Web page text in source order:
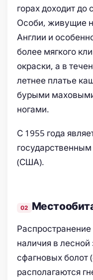
горах доходит до
Особи, живущие
Англии и
более мягкого
окраски, а в
летнее платье
бурыми
ногами.
С 1955 года
(США).
наличия в
сфагновых болот
располагаются